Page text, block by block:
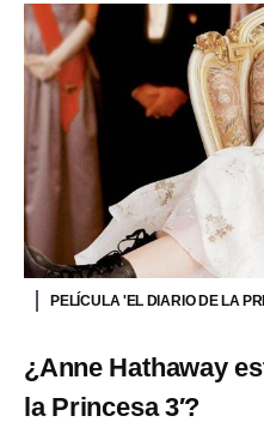
PELÍCULA 'EL DIARIO DE LA
¿Anne Hathaway
la Princesa 3′?